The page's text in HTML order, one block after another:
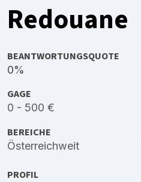
Redouane
BEANTWORTUNGSQUOTE
0%
GAGE
0 - 500 €
BEREICHE
Österreichweit
PROFIL